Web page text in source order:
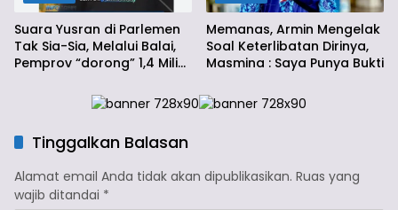
Suara Yusran di Parlemen
Tak Sia-Sia, Melalui Balai,
Pemprov “dorong” 1,4 Miliar
Memanas, Armin Mengelak
Soal Keterlibatan Dirinya,
Masmina : Saya Punya Bukti
Tinggalkan Balasan
Alamat email Anda tidak akan dipublikasikan. Ruas yang
wajib ditandai *